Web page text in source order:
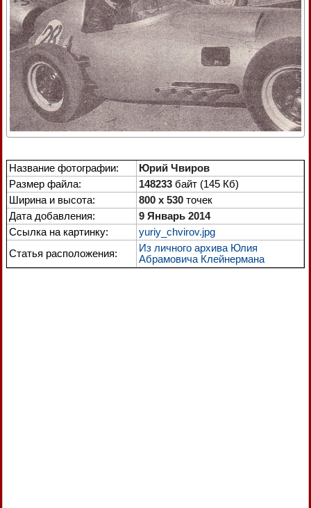
Название фотографии:
Юрий Чвиров
Размер файла:
148233 байт (145 Кб)
Ширина и высота:
800 x 530 точек
Дата добавления:
9 Январь 2014
Ссылка на картинку:
yuriy_chvirov.jpg
Статья расположения:
Из личного архива Юлия
Абрамовича Клейнермана